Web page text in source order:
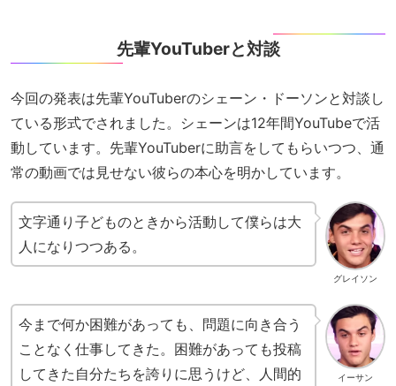
先輩YouTuberと対談
今回の発表は先輩YouTuberのシェーン・ドーソンと対談し
ている形式でされました。シェーンは12年間YouTubeで活
動しています。先輩YouTuberに助言をしてもらいつつ、通
常の動画では見せない彼らの本心を明かしています。
グレイソン
文字通り子どものときから活動して僕らは大
人になりつつある。
イーサン
今まで何か困難があっても、問題に向き合う
ことなく仕事してきた。困難があっても投稿
してきた自分たちを誇りに思うけど、人間的